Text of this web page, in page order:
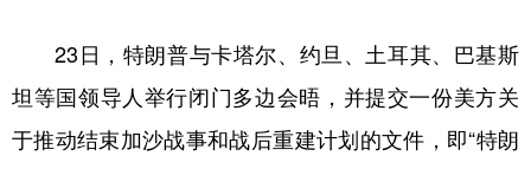
23日，特朗普与卡塔尔、约旦、土耳其、巴基斯
坦等国领导人举行闭门多边会晤，并提交一份美方关
于推动结束加沙战事和战后重建计划的文件，即“特朗